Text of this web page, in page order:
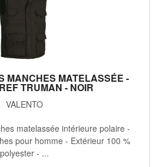
MANCHES MATELASSÉE -
TRUMAN - NOIR
VALENTO
matelassée intérieure polaire -
pour homme - Extérieur 100 %
polyester - ...